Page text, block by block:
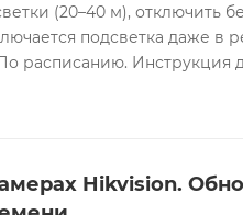
(20–40 м), отключить
подсветка даже в
расписанию. Инструкция
Hikvision.